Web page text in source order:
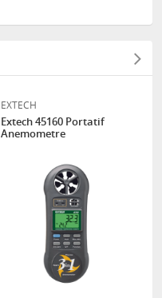
EXTECH
Extech 45160 Portatif
Anemometre